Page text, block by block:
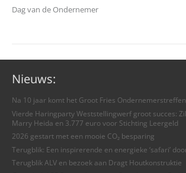
Dag van de Ondernemer
Nieuws:
Na 10 jaar komt het Groot Fries
Vierde Haringparty Weststellingwerf groot succes:
Marry Heida en 3.777 euro voor Stichting Leergeld
2026 gestart met een mooie CO₂ besparing
Terugblik: Een inspirerende en energieke ‘safari’
Terugblik ALV en bezoek aan Dragt Houtkonstruktie